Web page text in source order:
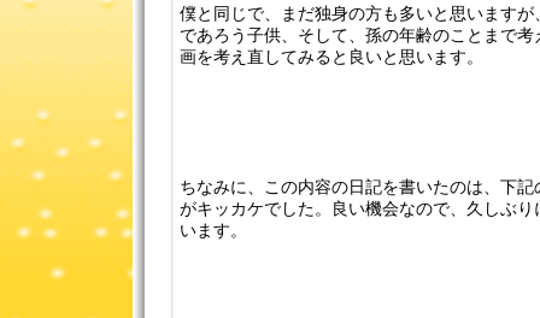
僕と同じで、まだ独身の方も多いと思います
であろう子供、そして、孫の年齢のことまで
画を考え直してみると良いと思います。
ちなみに、この内容の日記を書いたのは、下
がキッカケでした。良い機会なので、久しぶ
います。